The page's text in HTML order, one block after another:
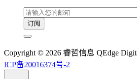
Copyright © 2026 睿哲信息 QEdge
ICP备20016374号-2